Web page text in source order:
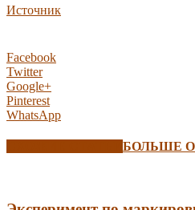
Источник
Facebook
Twitter
Google+
Pinterest
WhatsApp
БОЛЬШЕ